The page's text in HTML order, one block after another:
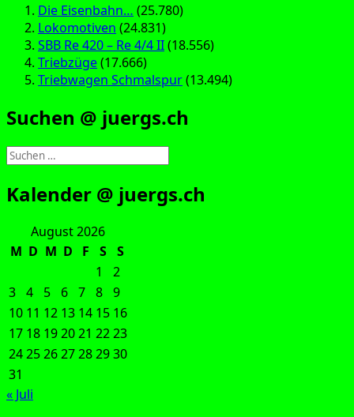
Die Eisenbahn… (25.780)
Lokomotiven (24.831)
SBB Re 420 – Re 4/4 II(18.556)
Triebzüge(17.666)
Triebwagen Schmalspur(13.494)
Suchen @ juergs.ch
Suchen
nach:
Kalender @ juergs.ch
August 2026
M D M D F S
S
1
2
3 4 5 6 7 8 9
10 11 12 13 14 15 16
17 18 192021 2223
24252627282930
31
« Juli